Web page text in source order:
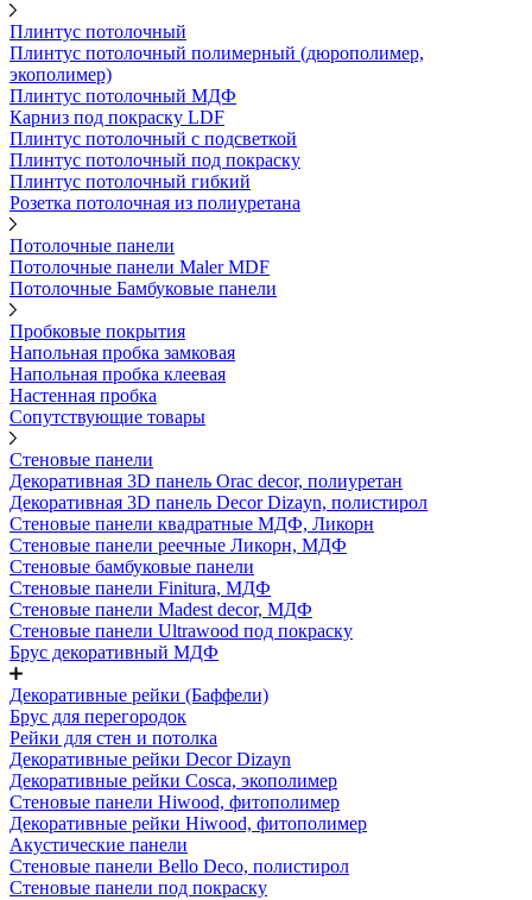
Плинтус потолочный
Плинтус потолочный полимерный (дюрополимер,
экополимер)
Плинтус потолочный МДФ
Карниз под покраску LDF
Плинтус потолочный с подсветкой
Плинтус потолочный под покраску
Плинтус потолочный гибкий
Розетка потолочная из полиуретана
Потолочные панели
Потолочные панели Maler MDF
Потолочные Бамбуковые панели
Пробковые покрытия
Напольная пробка замковая
Напольная пробка клеевая
Настенная пробка
Сопутствующие товары
Стеновые панели
Декоративная 3D панель Orac decor, полиуретан
Декоративная 3D панель Decor Dizayn, полистирол
Стеновые панели квадратные МДФ, Ликорн
Стеновые панели реечные Ликорн, МДФ
Стеновые бамбуковые панели
Стеновые панели Finitura, МДФ
Стеновые панели Madest decor, МДФ
Стеновые панели Ultrawood под покраску
Брус декоративный МДФ
Декоративные рейки (Баффели)
Брус для перегородок
Рейки для стен и потолка
Декоративные рейки Decor Dizayn
Декоративные рейки Cosca, экополимер
Стеновые панели Hiwood, фитополимер
Декоративные рейки Hiwood, фитополимер
Акустические панели
Стеновые панели Bello Deco, полистирол
Стеновые панели под покраску